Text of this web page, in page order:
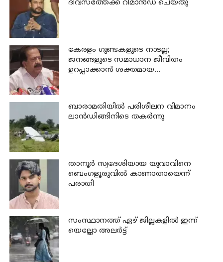
ദിവസത്തേക്ക് റിമാൻഡ് ചെയ്തു
കേരളം ഗുണ്ടകളുടെ നാടല്ല;
ജനങ്ങളുടെ സമാധാന ജീവിതം
ഉറപ്പാക്കാന്‍ ശക്തമായ
ബാരാമതിയില്‍ പരിശീലന വിമാനം
ലാന്‍ഡിങ്ങിനിടെ തകര്‍ന്നു
താനൂര്‍ സ്വദേശിയായ യുവാവിനെ
ബെംഗളൂരുവില്‍ കാണാതായെന്ന്
പരാതി
സംസ്ഥാനത്ത് ഏഴ് ജില്ലകളില്‍ ഇന്ന്
യെല്ലോ അലര്‍ട്ട്